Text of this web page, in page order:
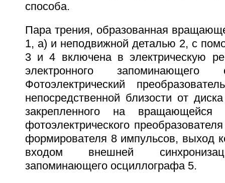
способа.
Пара трения, образованная
1, а) и неподвижной деталью 2, с
3 и 4 включена в электрическую
электронного запоминающего
Фотоэлектрический
непосредственной близости от
закрепленного на
фотоэлектрического
формирователя 8 импульсов, выход
входом внешней
запоминающего осциллографа 5.